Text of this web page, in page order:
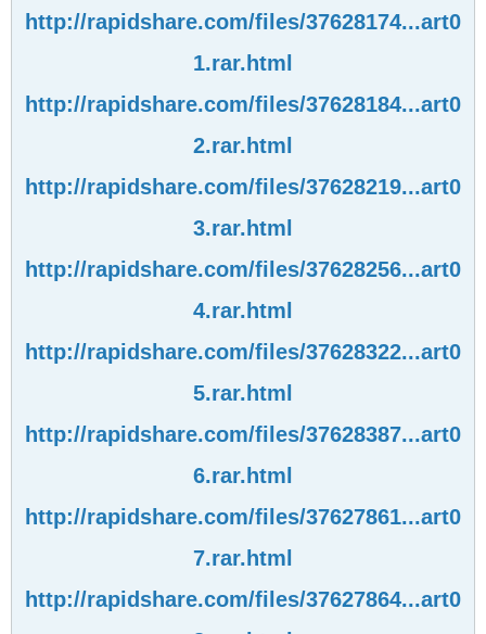
http://rapidshare.com/files/37628174...art0
1.rar.html
http://rapidshare.com/files/37628184...art0
2.rar.html
http://rapidshare.com/files/37628219...art0
3.rar.html
http://rapidshare.com/files/37628256...art0
4.rar.html
http://rapidshare.com/files/37628322...art0
5.rar.html
http://rapidshare.com/files/37628387...art0
6.rar.html
http://rapidshare.com/files/37627861...art0
7.rar.html
http://rapidshare.com/files/37627864...art0